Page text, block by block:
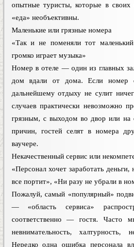
опытные туристы, которые в
«еда» необъективны.
Маленькие или грязные номера
«Так и не поменяли тот
громко играет музыка»
Номер в отеле — один из главных
дом вдали от дома. Если номер с
дальнейшему отдыху не сулит
случаев практически невозможно
грязным, с выходом во двор или на
причин, гостей селят в номера
ваучере.
Некачественный сервис или
«Персонал хочет заработать
все портит», «Ни разу не убрали в
Пожалуй, самый «популярный»
— «область сервиса»
соответственно — гостя. Часто
невнимательность, халтурность,
Нередко одна ошибка персонала